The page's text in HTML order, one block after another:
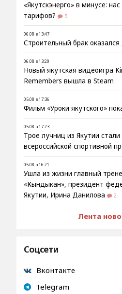
«Якутскэнерго» в минусе:
тарифов?
5
06.08 в 13:47
Строительный брак
06.08 в 13:20
Новый якутская видеоигра
Remembers вышла в Steam
05.08 в 17:36
Фильм «Уроки якутского»
05.08 в 17:23
Трое лучниц из Якутии
всероссийской спортивной
05.08 в 16:21
Ушла из жизни главный
«Кындыкан», президент
Якутии, Ирина Данилова
2
Лента
Соцсети
Вконтакте
Telegram